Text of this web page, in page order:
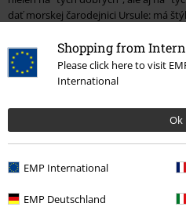
Shopping from
Please click here to visit
International
Ok
EMP International
EMP Deutschland
dať morskej čarodejnici Ursule: má
aby ste boli oveľa rozprávkovejší? Bez
Disney šiat samozrejme nájdete aj
okrem iného oslovili aj Belle, Jasmin a
Disney šaty na každodenné a
Či už hľadáte šaty Disney na
doma pri relaxácii na gauči, ako hosť
vyčaria úsmev, keď uvidia, na čo